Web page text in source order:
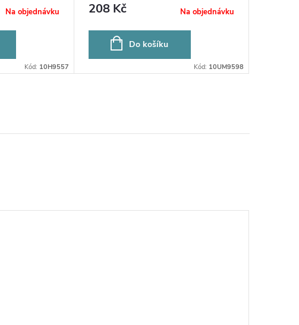
Na objednávku
Kód: 10H9557
208 Kč Na objednávku
Do košíku
Kód: 10UM9598